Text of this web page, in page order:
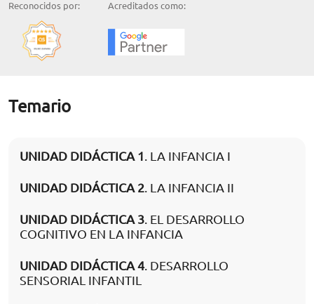
Reconocidos por: Acreditados como:
Temario
UNIDAD DIDÁCTICA 1. LA INFANCIA I
UNIDAD DIDÁCTICA 2. LA INFANCIA II
UNIDAD DIDÁCTICA 3. EL DESARROLLO
COGNITIVO EN LA INFANCIA
UNIDAD DIDÁCTICA 4. DESARROLLO
SENSORIAL INFANTIL